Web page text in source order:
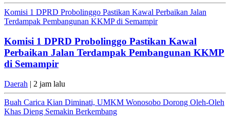
Komisi 1 DPRD Probolinggo Pastikan Kawal Perbaikan Jalan
Terdampak Pembangunan KKMP di Semampir
Komisi 1 DPRD Probolinggo Pastikan Kawal
Perbaikan Jalan Terdampak Pembangunan KKMP
di Semampir
Daerah | 2 jam lalu
Buah Carica Kian Diminati, UMKM Wonosobo Dorong Oleh-Oleh
Khas Dieng Semakin Berkembang